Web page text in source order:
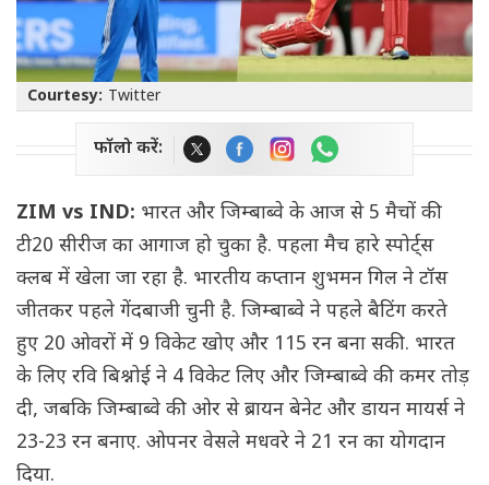
Courtesy: Twitter
फॉलो करें:
ZIM vs IND: भारत और जिम्बाब्वे के आज से 5 मैचों की
टी20 सीरीज का आगाज हो चुका है. पहला मैच हारे स्पोर्ट्स
क्लब में खेला जा रहा है. भारतीय कप्तान शुभमन गिल ने टॉस
जीतकर पहले गेंदबाजी चुनी है. जिम्बाब्वे ने पहले बैटिंग करते
हुए 20 ओवरों में 9 विकेट खोए और 115 रन बना सकी. भारत
के लिए रवि बिश्नोई ने 4 विकेट लिए और जिम्बाब्वे की कमर तोड़
दी, जबकि जिम्बाब्वे की ओर से ब्रायन बेनेट और डायन मायर्स ने
23-23 रन बनाए. ओपनर वेसले मधवरे ने 21 रन का योगदान
दिया.